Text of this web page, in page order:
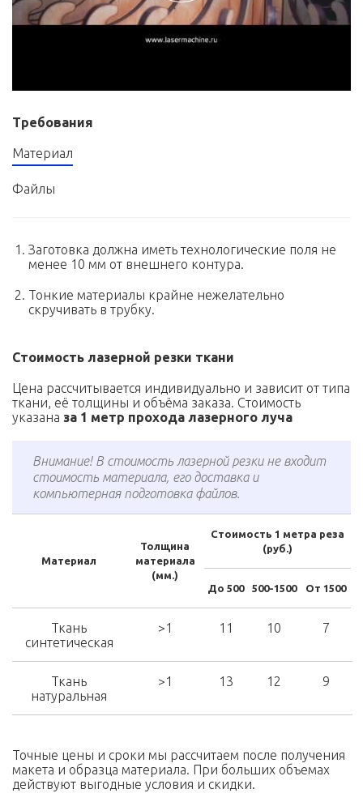
Требования
Материал
Файлы
Заготовка должна иметь технологические поля не
менее 10 мм от внешнего контура.
Тонкие материалы крайне нежелательно
скручивать в трубку.
Стоимость лазерной резки ткани
Цена рассчитывается индивидуально и зависит от типа
ткани, её толщины и объёма заказа. Стоимость
указана за 1 метр прохода лазерного луча
Внимание! В стоимость лазерной резки не входит
стоимость материала, его доставка и
компьютерная подготовка файлов.
Материал
Толщина
материала
(мм.)
Стоимость 1 метра реза
(руб.)
До 500 500-1500 От 1500
Ткань
синтетическая
>1 11 10 7
Ткань
натуральная
>1 13 12 9
Точные цены и сроки мы рассчитаем после получения
макета и образца материала. При больших объемах
действуют выгодные условия и скидки.